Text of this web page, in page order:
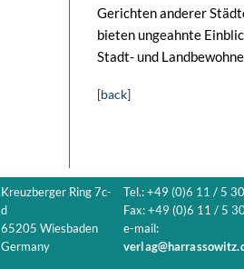
Gerichten anderer
bieten ungeahnte
Stadt- und
[back]
Kreuzberger Ring 7c-
d
65205 Wiesbaden
Germany
Tel.: +49 (0)6 11 / 5
Fax: +49 (0)6 11 / 5
e-mail: